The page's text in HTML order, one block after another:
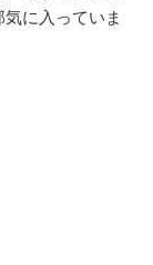
に入っていま